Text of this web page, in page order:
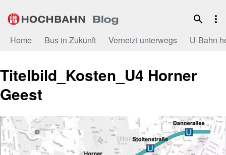
Inhalt
Home Bus in Zukunft Vernetzt unterwegs U-Bahn
Titelbild_Kosten_U4 Horner
Geest